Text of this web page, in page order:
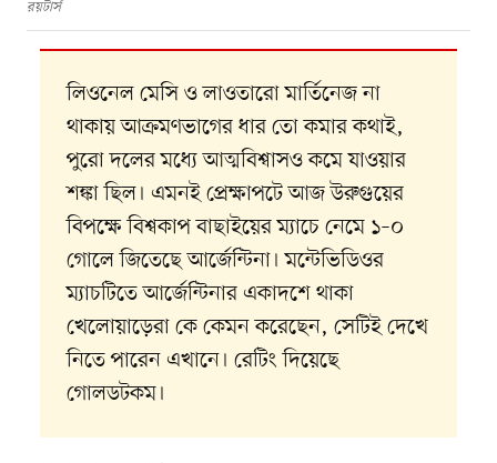
রয়টার্স
লিওনেল মেসি ও লাওতারো মার্তিনেজ না
থাকায় আক্রমণভাগের ধার তো কমার কথাই,
পুরো দলের মধ্যে আত্মবিশ্বাসও কমে যাওয়ার
শঙ্কা ছিল। এমনই প্রেক্ষাপটে আজ উরুগুয়ের
বিপক্ষে বিশ্বকাপ বাছাইয়ের ম্যাচে নেমে ১–০
গোলে জিতেছে আর্জেন্টিনা। মন্টেভিডিওর
ম্যাচটিতে আর্জেন্টিনার একাদশে থাকা
খেলোয়াড়েরা কে কেমন করেছেন, সেটিই দেখে
নিতে পারেন এখানে। রেটিং দিয়েছে
গোলডটকম।